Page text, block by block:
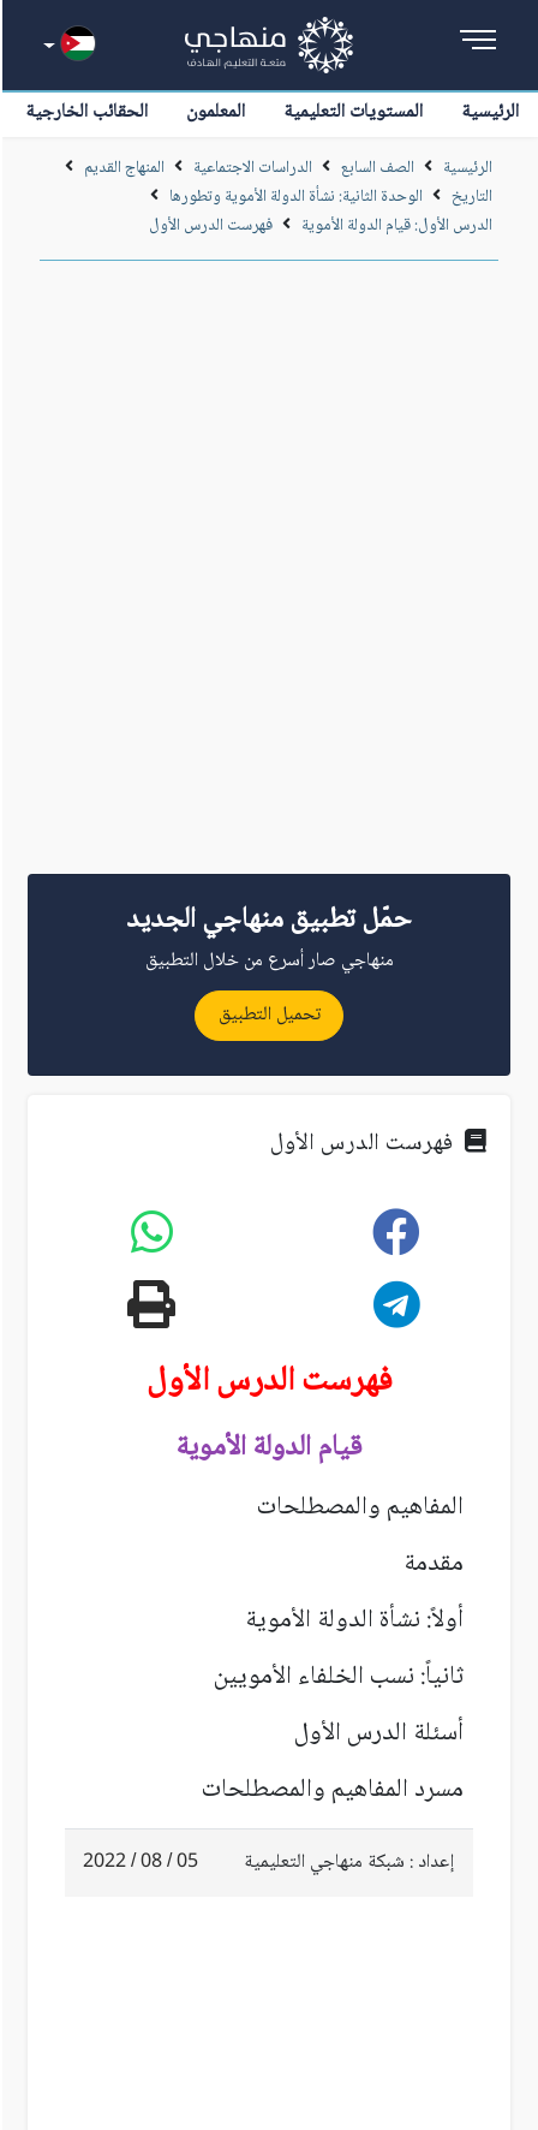
الرئيسية المستويات التعليمية المعلمون الحقائب الخارجية
الرئيسية الصف السابع الدراسات الاجتماعية
المنهاج القديم
التاريخ
الوحدة الثانية: نشأة الدولة الأموية وتطورها
الدرس الأول: قيام الدولة الأموية
فهرست الدرس الأول
حمّل تطبيق منهاجي الجديد
منهاجي صار أسرع من خلال التطبيق
تحميل التطبيق
فهرست الدرس الأول
فهرستالدرس الأول
قيام الدولة الأموية
المفاهيم والمصطلحات
مقدمة
أولاً: نشأة الدولة الأموية
ثانياً: نسب الخلفاء الأمويين
أسئلة الدرس الأول
مسرد المفاهيم والمصطلحات
إعداد : شبكة منهاجي التعليمية 05 / 08 / 2022